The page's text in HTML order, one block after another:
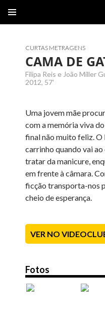
CONTEÚDO
CURTAS METRAGENS
CAMA DE
Filipa Reis e João Miller
2012, 57'
Uma jovem mãe
com a memória viva
final não muito feliz. O
carrinho quando vai
tratar da manicure,
em frente à câmara.
ficção transporta-nos
cheio de esperança.
VER NO
Fotos